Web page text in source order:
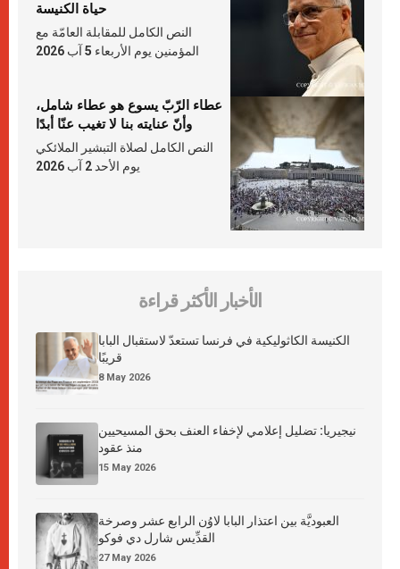
حياة الكنيسة
النص الكامل للمقابلة العامّة مع
المؤمنين يوم الأربعاء 5 آب 2026
عطاء الرّبّ يسوع هو عطاء شامل،
وأنّ عنايته بنا لا تغيب عنّا أبدًا
النص الكامل لصلاة التبشير الملائكي
يوم الأحد 2 آب 2026
الأخبار الأكثر قراءة
الكنيسة الكاثوليكية في فرنسا تستعدّ لاستقبال البابا
قريبًا
8 May 2026
نيجيريا: تضليل إعلامي لإخفاء العنف بحق المسيحيين
منذ عقود
15 May 2026
العبوديَّة بين اعتذار البابا لاوُن الرابع عشر وصرخة
القدِّيس شارل دي فوكو
27 May 2026